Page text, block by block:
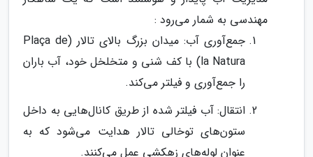
مهندسی به شمار می‌رود :
جمع‌آوری آب: میدان بزرگ بالای تالار (Plaça de
la Natura) با کف شنی و متخلخل خود، آب باران
را جمع‌آوری و فیلتر می‌کند.
انتقال: آب فیلتر شده از طریق کانال‌هایی به داخل
ستون‌های توخالی تالار هدایت می‌شود که به
عنوان لوله‌های زهکشی عمل می‌کنند.